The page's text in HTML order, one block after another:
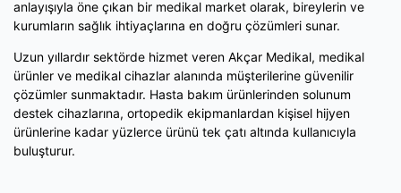
anlayışıyla öne çıkan bir medikal market olarak, bireylerin ve
kurumların sağlık ihtiyaçlarına en doğru çözümleri sunar.
Uzun yıllardır sektörde hizmet veren Akçar Medikal, medikal
ürünler ve medikal cihazlar alanında müşterilerine güvenilir
çözümler sunmaktadır. Hasta bakım ürünlerinden solunum
destek cihazlarına, ortopedik ekipmanlardan kişisel hijyen
ürünlerine kadar yüzlerce ürünü tek çatı altında kullanıcıyla
buluşturur.